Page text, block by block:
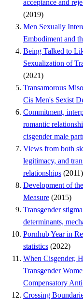
acceptance and
(2019)
Men Sexually
Embodiment and
Being Talked to
Sexualization of
(2021)
Transamorous
Cis Men's Sexist
Commitment,
romantic
cisgender male
Views from both
legitimacy, and
relationships (2011)
Development of
Measure (2015)
Transgender
determinants,
Pornhub Year in
statistics (2022)
When Cisgender,
Transgender
Compensatory
Crossing